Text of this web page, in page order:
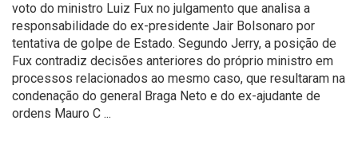
voto do ministro Luiz Fux no julgamento que analisa a
responsabilidade do ex-presidente Jair Bolsonaro por
tentativa de golpe de Estado. Segundo Jerry, a posição de
Fux contradiz decisões anteriores do próprio ministro em
processos relacionados ao mesmo caso, que resultaram na
condenação do general Braga Neto e do ex-ajudante de
ordens Mauro C ...